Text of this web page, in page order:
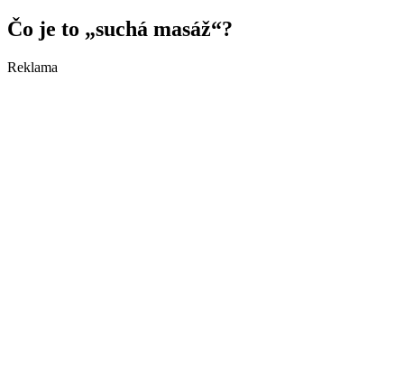
Čo je to „suchá masáž“?
Reklama